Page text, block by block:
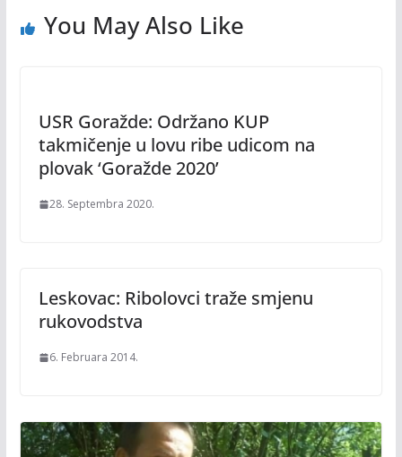
You May Also Like
USR Goražde: Održano KUP
takmičenje u lovu ribe udicom na
plovak ‘Goražde 2020’
28. Septembra 2020.
Leskovac: Ribolovci traže smjenu
rukovodstva
6. Februara 2014.